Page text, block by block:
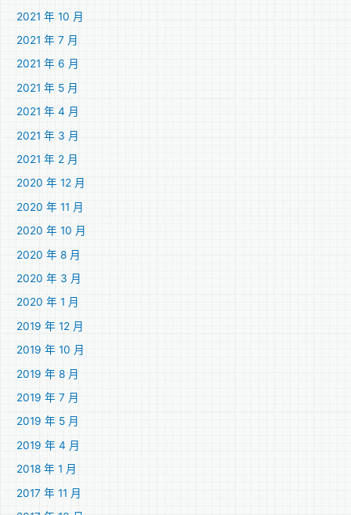
2021 年 10 月
2021 年 7 月
2021 年 6 月
2021 年 5 月
2021 年 4 月
2021 年 3 月
2021 年 2 月
2020 年 12 月
2020 年 11 月
2020 年 10 月
2020 年 8 月
2020 年 3 月
2020 年 1 月
2019 年 12 月
2019 年 10 月
2019 年 8 月
2019 年 7 月
2019 年 5 月
2019 年 4 月
2018 年 1 月
2017 年 11 月